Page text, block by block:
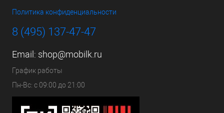
Политика конфиденциальности
8 (495) 137-47-47
Email: shop@mobilk.ru
График работы
Пн-Вс: с 09:00 до 21:00